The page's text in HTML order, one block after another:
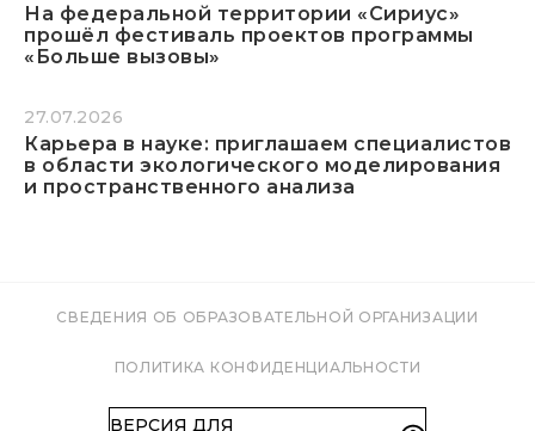
На федеральной территории «Сириус»
прошёл фестиваль проектов программы
«Больше вызовы»
27.07.2026
Карьера в науке: приглашаем специалистов
в области экологического моделирования
и пространственного анализа
СВЕДЕНИЯ ОБ ОБРАЗОВАТЕЛЬНОЙ ОРГАНИЗАЦИИ
ПОЛИТИКА КОНФИДЕНЦИАЛЬНОСТИ
ВЕРСИЯ ДЛЯ